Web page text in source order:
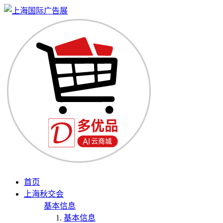
首页
上海秋交会
基本信息
基本信息